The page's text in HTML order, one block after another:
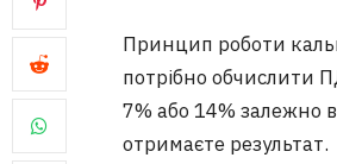
Принцип роботи
потрібно обчислити
7% або 14% залежно
отримаєте результат.